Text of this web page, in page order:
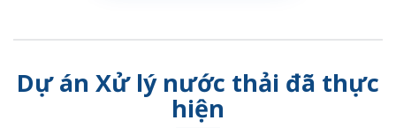
Dự án Xử lý nước thải đã thực
hiện